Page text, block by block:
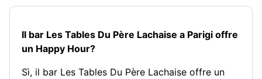
Il bar Les Tables Du Père Lachaise a Parigi offre
un Happy Hour?
Sì, il bar Les Tables Du Père Lachaise offre un